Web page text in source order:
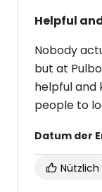
Helpful
Nobody
but at
helpful and
people to
Datum der
Nützlich